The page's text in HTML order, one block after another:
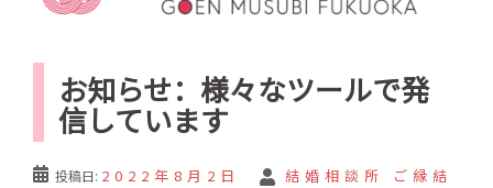
お知らせ：様々なツールで発
信しています
投稿日: 2022年8月2日
結婚相談所 ご縁結